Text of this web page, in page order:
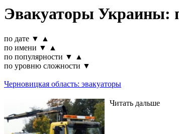
Эвакуаторы Украины:
по дате ▼
▲
по имени ▼
▲
по популярности ▼
▲
по уровню сложности ▼
Черновицкая область: эвакуаторы
Читать дальше